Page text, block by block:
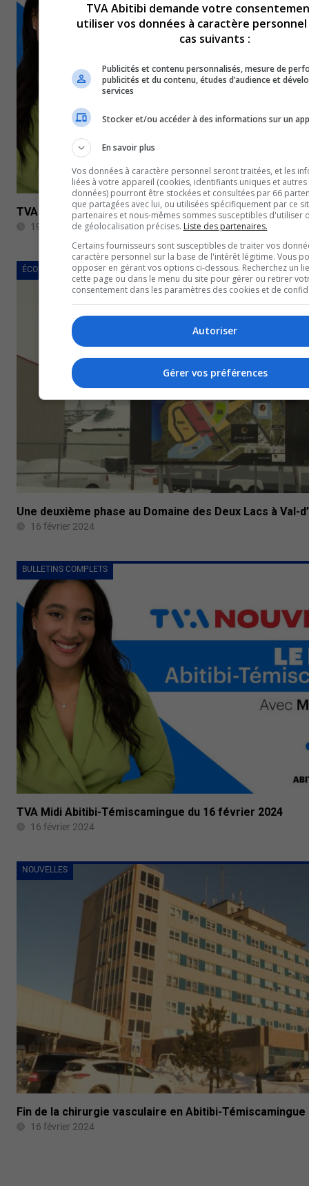
TVA Midi Abitibi-Témiscamingue du 19 février 2024
19 février 2024
ÉCONOMIE
Une deuxième phase au Domaine des Deux Lacs à Val-
16 février 2024
BULLETINS COMPLETS
TVA Midi Abitibi-Témiscamingue du 16 février 2024
16 février 2024
NOUVELLES
Fin de la chirurgie vasculaire en Abitibi-Témiscamingue
16 février 2024
TVA Abitibi demande votre
utiliser vos données à caractère personnel
cas suivants :
Publicités et contenu personnalisés, mesure de
publicités et du contenu, études d’audience et
services
Stocker et/ou accéder à des informations sur un
En savoir plus
Vos données à caractère personnel seront traitées, et les
liées à votre appareil (cookies, identifiants uniques et
données) pourront être stockées et consultées par 66
que partagées avec lui, ou utilisées spécifiquement par ce
partenaires et nous-mêmes sommes susceptibles d'utiliser
de géolocalisation précises. Liste des partenaires.
Certains fournisseurs sont susceptibles de traiter vos
caractère personnel sur la base de l'intérêt légitime. Vous
opposer en gérant vos options ci-dessous. Recherchez un
cette page ou dans le menu du site pour gérer ou retirer
consentement dans les paramètres des cookies et de
Autoriser
Gérer vos préférences